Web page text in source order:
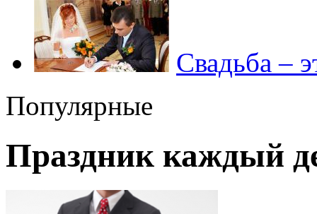
Свадьба –
Популярные
Праздник каждый